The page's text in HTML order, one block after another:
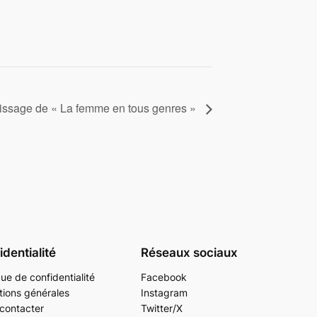
de « La femme en tous genres »
de confidentialité
générales
Réseaux sociaux
Facebook
Instagram
Twitter/X